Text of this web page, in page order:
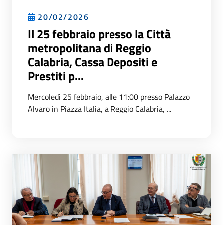
20/02/2026
Il 25 febbraio presso la Città
metropolitana di Reggio
Calabria, Cassa Depositi e
Prestiti p...
Mercoledì 25 febbraio, alle 11:00 presso Palazzo
Alvaro in Piazza Italia, a Reggio Calabria, ...